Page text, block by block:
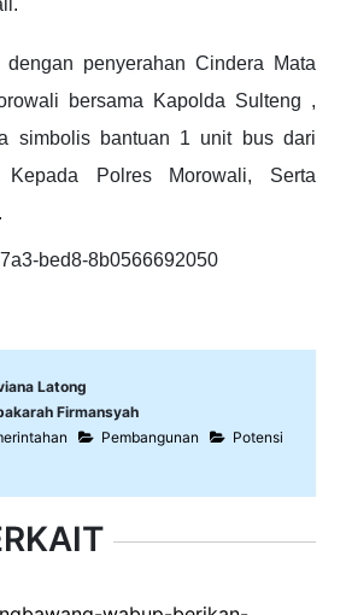
penyerahan Cindera Mata
bersama Kapolda Sulteng ,
simbolis bantuan 1 unit bus dari
Kepada Polres Morowali, Serta
Latong
Firmansyah
Pembangunan
Potensi